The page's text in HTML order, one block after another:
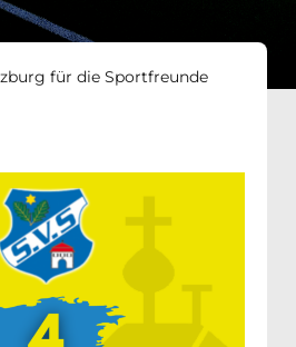
für die Sportfreunde